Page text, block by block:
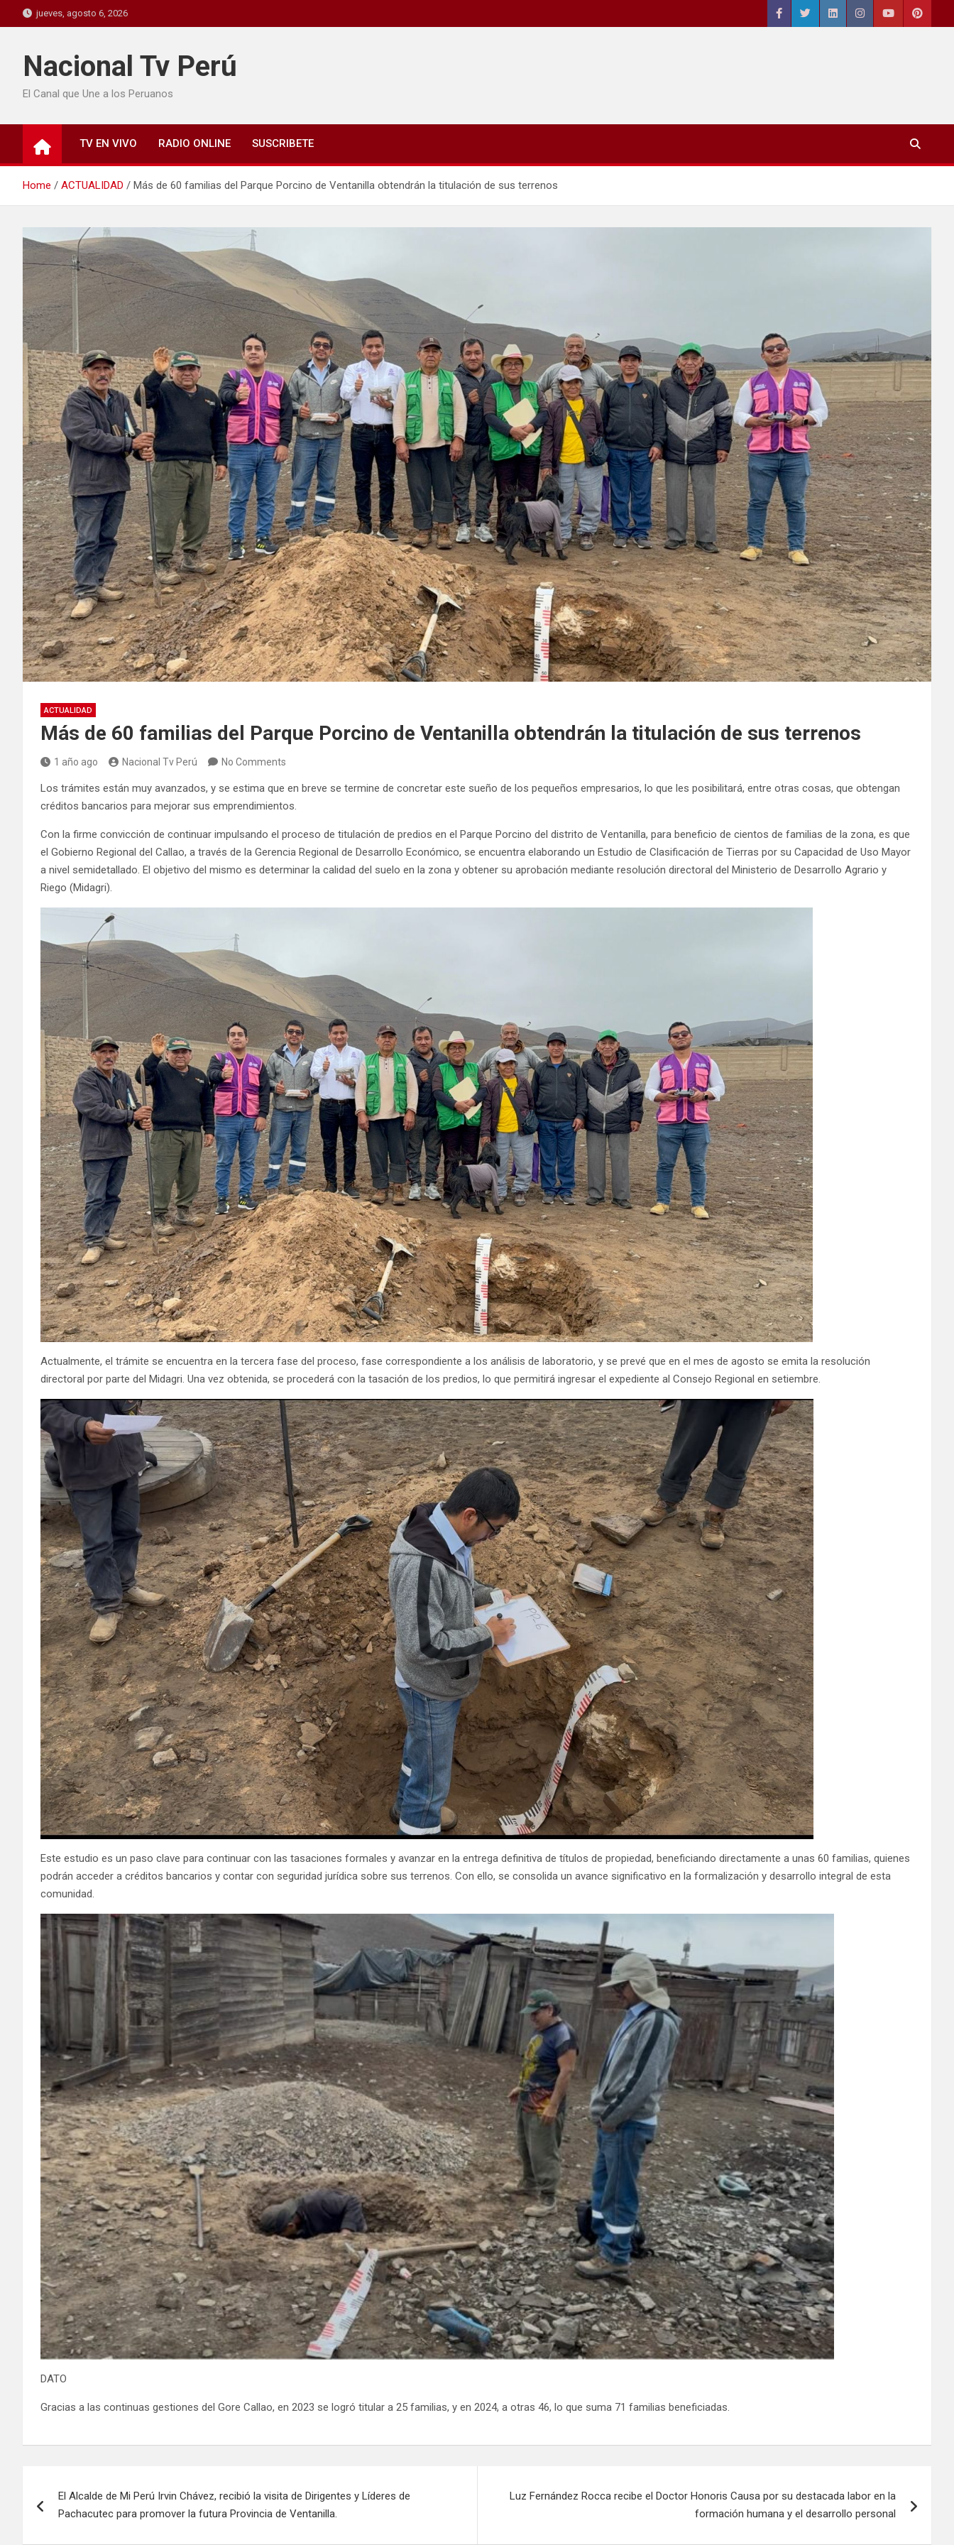
jueves, agosto 6, 2026
Nacional Tv Perú
El Canal que Une a los Peruanos
TV EN VIVO RADIO ONLINE SUSCRIBETE
Home ACTUALIDAD Más de 60 familias del Parque Porcino de Ventanilla obtendrán la titulación de sus terrenos
ACTUALIDAD
Más de 60 familias del Parque Porcino de Ventanilla obtendrán la titulación de sus terrenos
1 año ago Nacional Tv Perú No Comments
Los trámites están muy avanzados, y se estima que en breve se termine de concretar este sueño de los pequeños empresarios, lo que les posibilitará, entre otras cosas, que obtengan
créditos bancarios para mejorar sus emprendimientos.
Con la firme convicción de continuar impulsando el proceso de titulación de predios en el Parque Porcino del distrito de Ventanilla, para beneficio de cientos de familias de la zona, es que
el Gobierno Regional del Callao, a través de la Gerencia Regional de Desarrollo Económico, se encuentra elaborando un Estudio de Clasificación de Tierras por su Capacidad de Uso Mayor
a nivel semidetallado. El objetivo del mismo es determinar la calidad del suelo en la zona y obtener su aprobación mediante resolución directoral del Ministerio de Desarrollo Agrario y
Riego (Midagri).
Actualmente, el trámite se encuentra en la tercera fase del proceso, fase correspondiente a los análisis de laboratorio, y se prevé que en el mes de agosto se emita la resolución
directoral por parte del Midagri. Una vez obtenida, se procederá con la tasación de los predios, lo que permitirá ingresar el expediente al Consejo Regional en setiembre.
Este estudio es un paso clave para continuar con las tasaciones formales y avanzar en la entrega definitiva de títulos de propiedad, beneficiando directamente a unas 60 familias, quienes
podrán acceder a créditos bancarios y contar con seguridad jurídica sobre sus terrenos. Con ello, se consolida un avance significativo en la formalización y desarrollo integral de esta
comunidad.
DATO
Gracias a las continuas gestiones del Gore Callao, en 2023 se logró titular a 25 familias, y en 2024, a otras 46, lo que suma 71 familias beneficiadas.
El Alcalde de Mi Perú Irvin Chávez, recibió la visita de Dirigentes y Líderes de
Pachacutec para promover la futura Provincia de Ventanilla.
Luz Fernández Rocca recibe el Doctor Honoris Causa por su destacada labor en la
formación humana y el desarrollo personal